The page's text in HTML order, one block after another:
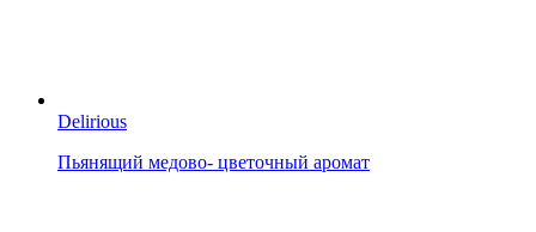
Delirious
Пьянящий медово- цветочный аромат